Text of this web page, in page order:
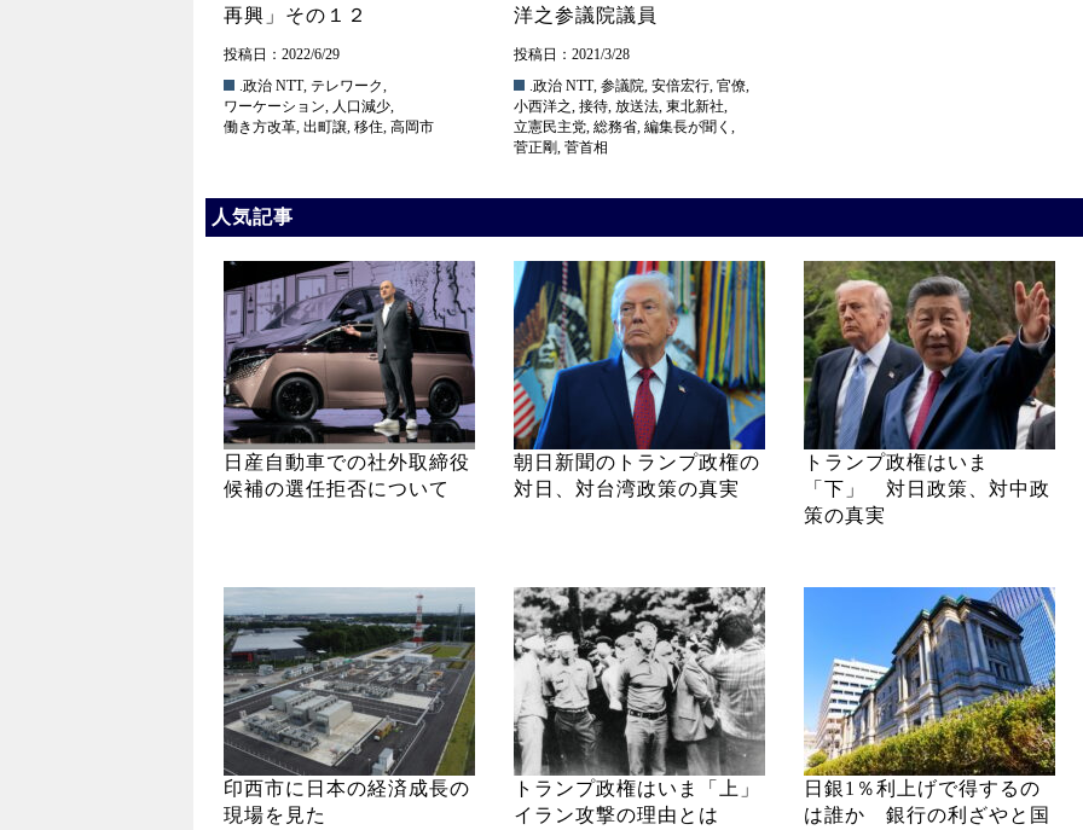
再興」その１２
投稿日：2022/6/29
.政治 NTT, テレワーク,
ワーケーション, 人口減少,
働き方改革, 出町譲, 移住, 高岡市
洋之参議院議員
投稿日：2021/3/28
.政治 NTT, 参議院, 安倍宏行, 官僚,
小西洋之, 接待, 放送法, 東北新社,
立憲民主党, 総務省, 編集長が聞く ,
菅正剛, 菅首相
人気記事
日産自動車での社外取締役
候補の選任拒否について
朝日新聞のトランプ政権の
対日、対台湾政策の真実
トランプ政権はいま
「下」 対日政策、対中政
策の真実
印西市に日本の経済成長の
現場を見た
トランプ政権はいま「上」
イラン攻撃の理由とは
日銀1％利上げで得するの
は誰か 銀行の利ざやと国